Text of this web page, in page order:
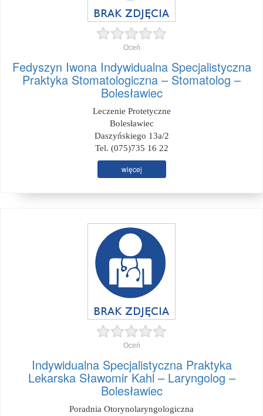
Oceń
Fedyszyn Iwona Indywidualna Specjalistyczna
Praktyka Stomatologiczna – Stomatolog –
Bolesławiec
Leczenie Protetyczne
Bolesławiec
Daszyńskiego 13a/2
Tel. (075)735 16 22
więcej
Oceń
Indywidualna Specjalistyczna Praktyka
Lekarska Sławomir Kahl – Laryngolog –
Bolesławiec
Poradnia Otorynolaryngologiczna